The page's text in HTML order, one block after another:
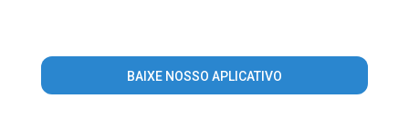
BAIXE NOSSO APLICATIVO